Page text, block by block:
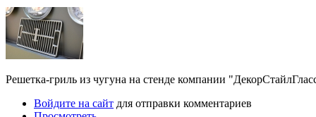
Решетка-гриль из чугуна на стенде компании
Войдите на сайт для отправки комментариев